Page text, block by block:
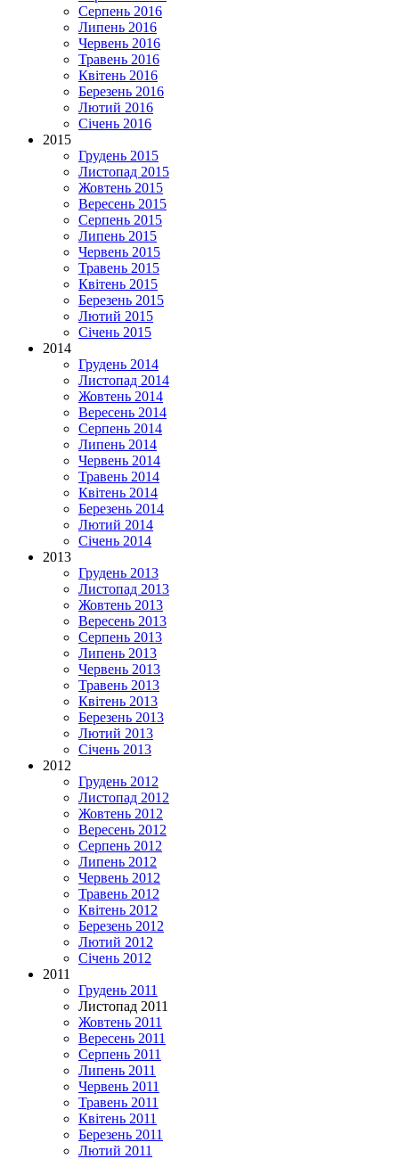
Серпень 2016
Липень 2016
Червень 2016
Травень 2016
Квітень 2016
Березень 2016
Лютий 2016
Січень 2016
2015
Грудень 2015
Листопад 2015
Жовтень 2015
Вересень 2015
Серпень 2015
Липень 2015
Червень 2015
Травень 2015
Квітень 2015
Березень 2015
Лютий 2015
Січень 2015
2014
Грудень 2014
Листопад 2014
Жовтень 2014
Вересень 2014
Серпень 2014
Липень 2014
Червень 2014
Травень 2014
Квітень 2014
Березень 2014
Лютий 2014
Січень 2014
2013
Грудень 2013
Листопад 2013
Жовтень 2013
Вересень 2013
Серпень 2013
Липень 2013
Червень 2013
Травень 2013
Квітень 2013
Березень 2013
Лютий 2013
Січень 2013
2012
Грудень 2012
Листопад 2012
Жовтень 2012
Вересень 2012
Серпень 2012
Липень 2012
Червень 2012
Травень 2012
Квітень 2012
Березень 2012
Лютий 2012
Січень 2012
2011
Грудень 2011
Листопад 2011
Жовтень 2011
Вересень 2011
Серпень 2011
Липень 2011
Червень 2011
Травень 2011
Квітень 2011
Березень 2011
Лютий 2011